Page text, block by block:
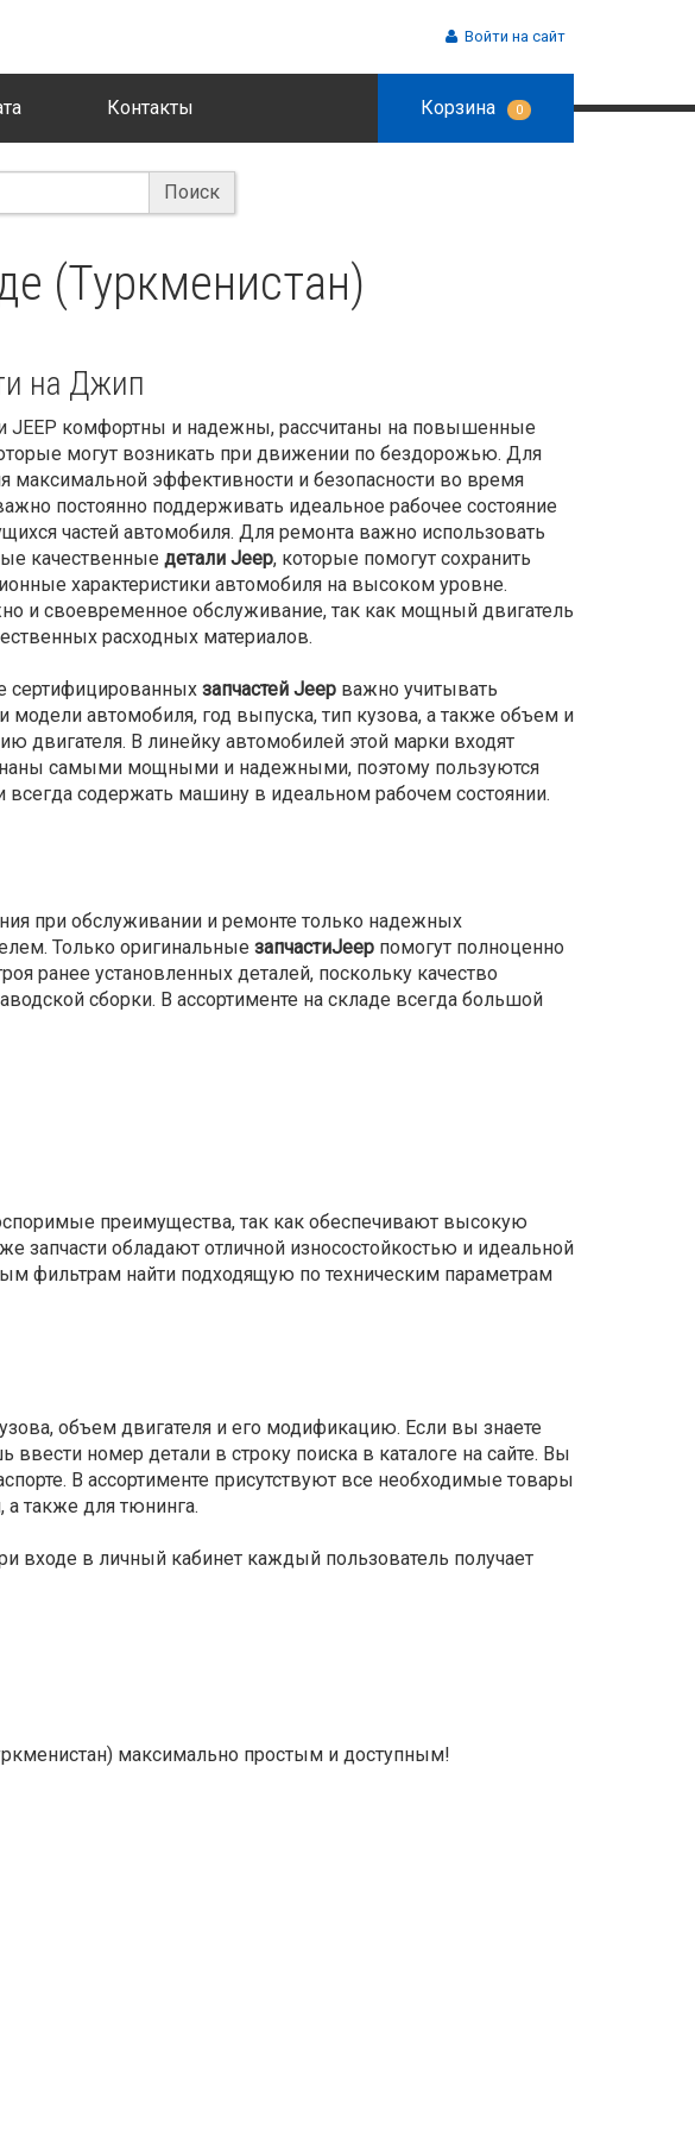
Войти на сайт
Контакты Корзина 0
Поиск
(Туркменистан)
на Джип
JEEP комфортны и надежны, рассчитаны на повышенные
могут возникать при движении по бездорожью. Для
максимальной эффективности и безопасности во время
постоянно поддерживать идеальное рабочее состояние
частей автомобиля. Для ремонта важно использовать
качественные детали Jeep, которые помогут сохранить
характеристики автомобиля на высоком уровне.
и своевременное обслуживание, так как мощный двигатель
расходных материалов.
сертифицированных запчастей Jeep важно учитывать
модели автомобиля, год выпуска, тип кузова, а также объем и
двигателя. В линейку автомобилей этой марки входят
самыми мощными и надежными, поэтому пользуются
содержать машину в идеальном рабочем состоянии.
при обслуживании и ремонте только надежных
Только оригинальные запчастиJeep помогут полноценно
ранее установленных деталей, поскольку качество
сборки. В ассортименте на складе всегда большой
преимущества, так как обеспечивают высокую
запчасти обладают отличной износостойкостью и идеальной
фильтрам найти подходящую по техническим параметрам
объем двигателя и его модификацию. Если вы знаете
номер детали в строку поиска в каталоге на сайте. Вы
В ассортименте присутствуют все необходимые товары
а также для тюнинга.
входе в личный кабинет каждый пользователь получает
максимально простым и доступным!